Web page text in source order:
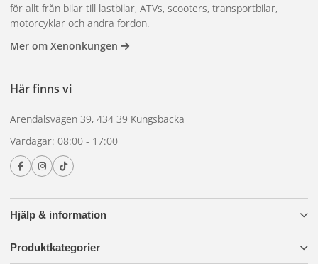
Hjälp & information
Produktkategorier
för allt från bilar till lastbilar, ATVs, scooters, transportbilar,
motorcyklar och andra fordon.
Mer om Xenonkungen
Här finns vi
Arendalsvägen 39, 434 39 Kungsbacka
Vardagar: 08:00 - 17:00